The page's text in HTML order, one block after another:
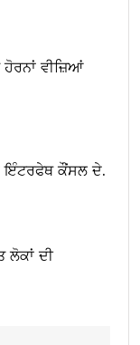
ਵੀਜ਼ਿਆਂ
ਇੰਟਰਫੇਥ ਕੌਂਸਲ ਦੇ.
ਲੋਕਾਂ ਦੀ